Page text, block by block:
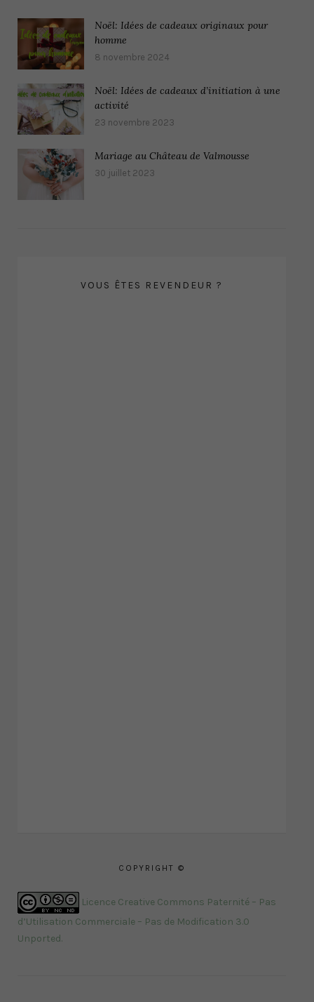
Noël: Idées de cadeaux originaux pour
homme
8 novembre 2024
Noël: Idées de cadeaux d’initiation à une
activité
23 novembre 2023
Mariage au Château de Valmousse
30 juillet 2023
VOUS ÊTES REVENDEUR ?
COPYRIGHT ©
Licence Creative Commons Paternité – Pas
d’Utilisation Commerciale – Pas de Modification 3.0
Unported.